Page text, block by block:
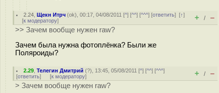
2.24 ,Щекн Итрч (ok), 00:17, 04/08/2011 [^] [^^] [^^^] [ответить][↑]
[к модератору] + / –
>> Зачем вообще нужен raw?
Зачем была нужна фотоплёнка? Были же
Поляроиды?
2.29 ,Телегин Дмитрий (?), 13:45, 05/08/2011 [^] [^^] [^^^]
[ответить] [к модератору] + / –
> Зачем вообще нужен raw?